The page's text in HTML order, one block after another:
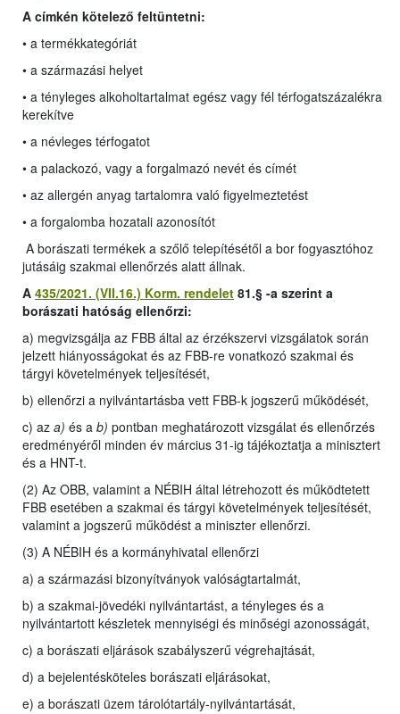
A címkén kötelező feltüntetni:
• a termékkategóriát
• a származási helyet
• a tényleges alkoholtartalmat egész vagy fél térfogatszázalékra
kerekítve
• a névleges térfogatot
• a palackozó, vagy a forgalmazó nevét és címét
• az allergén anyag tartalomra való figyelmeztetést
• a forgalomba hozatali azonosítót
A borászati termékek a szőlő telepítésétől a bor fogyasztóhoz
jutásáig szakmai ellenőrzés alatt állnak.
A 435/2021. (VII.16.) Korm. rendelet 81.§ -a szerint a
borászati hatóság ellenőrzi:
a) megvizsgálja az FBB által az érzékszervi vizsgálatok során
jelzett hiányosságokat és az FBB-re vonatkozó szakmai és
tárgyi követelmények teljesítését,
b) ellenőrzi a nyilvántartásba vett FBB-k jogszerű működését,
c) az a) és a b) pontban meghatározott vizsgálat és ellenőrzés
eredményéről minden év március 31-ig tájékoztatja a minisztert
és a HNT-t.
(2) Az OBB, valamint a NÉBIH által létrehozott és működtetett
FBB esetében a szakmai és tárgyi követelmények teljesítését,
valamint a jogszerű működést a miniszter ellenőrzi.
(3) A NÉBIH és a kormányhivatal ellenőrzi
a) a származási bizonyítványok valóságtartalmát,
b) a szakmai-jövedéki nyilvántartást, a tényleges és a
nyilvántartott készletek mennyiségi és minőségi azonosságát,
c) a borászati eljárások szabályszerű végrehajtását,
d) a bejelentésköteles borászati eljárásokat,
e) a borászati üzem tárolótartály-nyilvántartását,